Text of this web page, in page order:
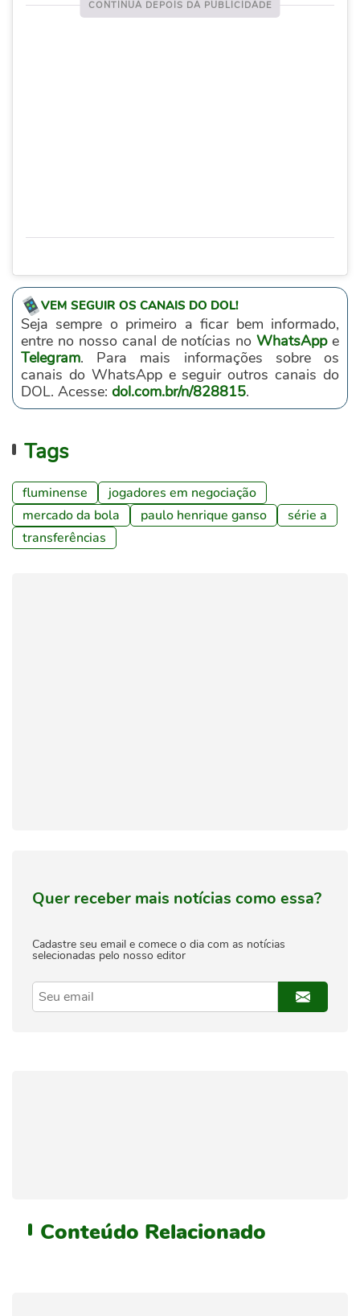
VEM SEGUIR OS CANAIS DO DOL!
Seja sempre o primeiro a ficar bem informado,
entre no nosso canal de notícias noWhatsAppe
Telegram. Para mais informações sobre os
canais do WhatsApp e seguir outros canais do
DOL. Acesse: dol.com.br/n/828815.
Tags
fluminense
jogadores em negociação
mercado da bola
paulo henrique ganso
série a
transferências
Quer receber mais notícias como essa?
Cadastre seu email e comece o dia com as notícias
selecionadas pelo nosso editor
Conteúdo Relacionado